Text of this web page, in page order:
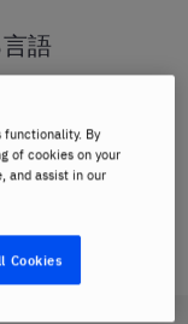
語
→
。最新の開講状況は
functionality. By
of cookies on your
and assist in our
Cookies